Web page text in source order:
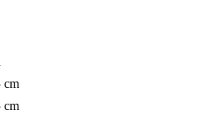
cm
cm